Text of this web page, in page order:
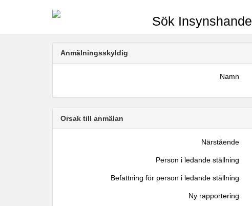
Sök Insynshandel
Anmälningsskyldig
Namn
Orsak till anmälan
Närstående
Person i ledande ställning
Befattning för person i ledande ställning
Ny rapportering